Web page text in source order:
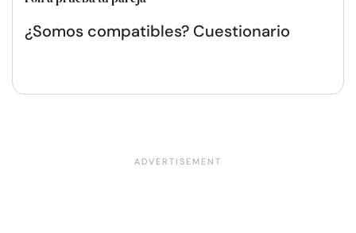
¿Somos compatibles? Cuestionario